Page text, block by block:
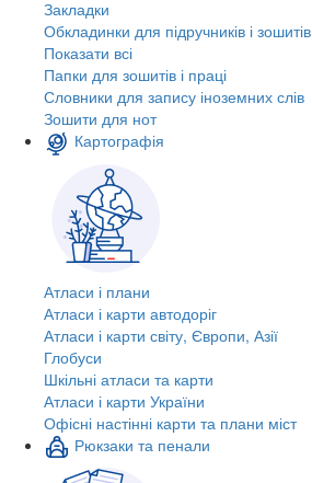
Закладки
Обкладинки для підручників і зошитів
Показати всі
Папки для зошитів і праці
Словники для запису іноземних слів
Зошити для нот
Картографія
Атласи і плани
Атласи і карти автодоріг
Атласи і карти світу, Європи, Азії
Глобуси
Шкільні атласи та карти
Атласи і карти України
Офісні настінні карти та плани міст
Рюкзаки та пенали